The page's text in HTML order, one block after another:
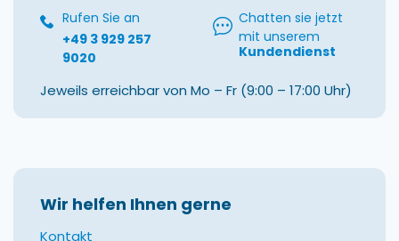
Rufen Sie an
+49 3 929 257
9020
Chatten sie jetzt
mit unserem
Kundendienst
Jeweils erreichbar von Mo – Fr (9:00 – 17:00 Uhr)
Wir helfen Ihnen gerne
Kontakt